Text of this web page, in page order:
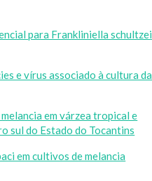
para Frankliniella schultzei
e vírus associado à cultura da
em várzea tropical e
sul do Estado do Tocantins
em cultivos de melancia